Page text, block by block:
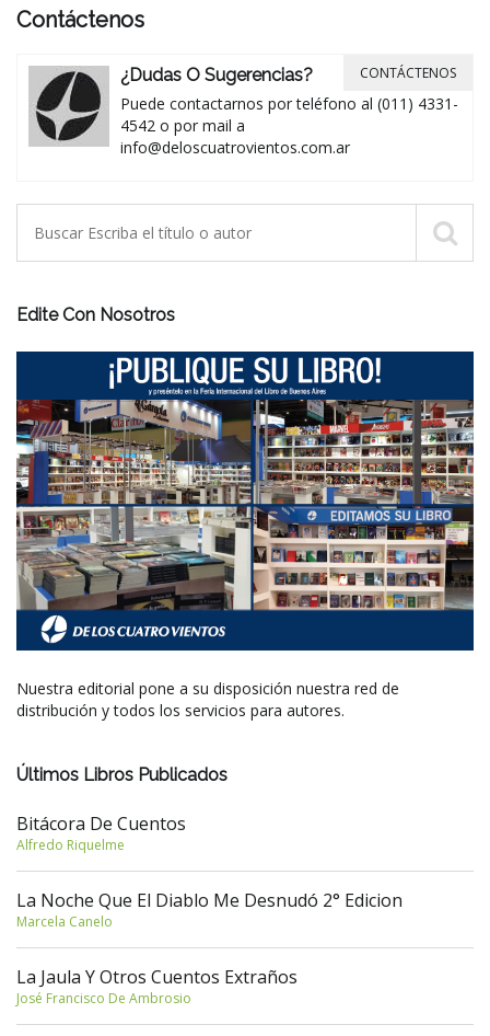
Contáctenos
¿Dudas O Sugerencias?
Puede contactarnos por teléfono al (011) 4331-
4542 o por mail a
info@deloscuatrovientos.com.ar
CONTÁCTENOS
Edite Con Nosotros
Nuestra editorial pone a su disposición nuestra red de
distribución y todos los servicios para autores.
Últimos Libros Publicados
Bitácora De Cuentos
Alfredo Riquelme
La Noche Que El Diablo Me Desnudó 2° Edicion
Marcela Canelo
La Jaula Y Otros Cuentos Extraños
José Francisco De Ambrosio